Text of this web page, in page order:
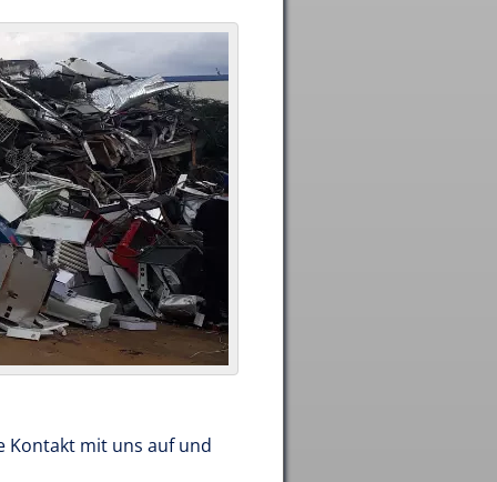
Kontakt mit uns auf und